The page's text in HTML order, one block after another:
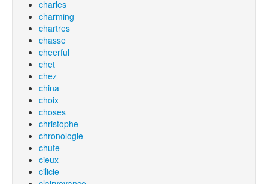
charles
charming
chartres
chasse
cheerful
chet
chez
china
choix
choses
christophe
chronologie
chute
cieux
cilicie